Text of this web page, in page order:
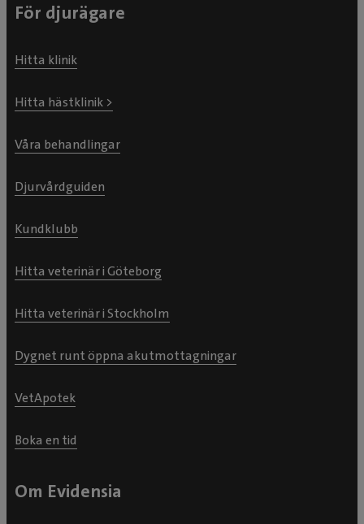
För djurägare
Hitta klinik
Hitta hästklinik >
Våra behandlingar
Djurvårdguiden
Kundklubb
Hitta veterinär i Göteborg
Hitta veterinär i Stockholm
Dygnet runt öppna akutmottagningar
VetApotek
Boka en tid
Om Evidensia